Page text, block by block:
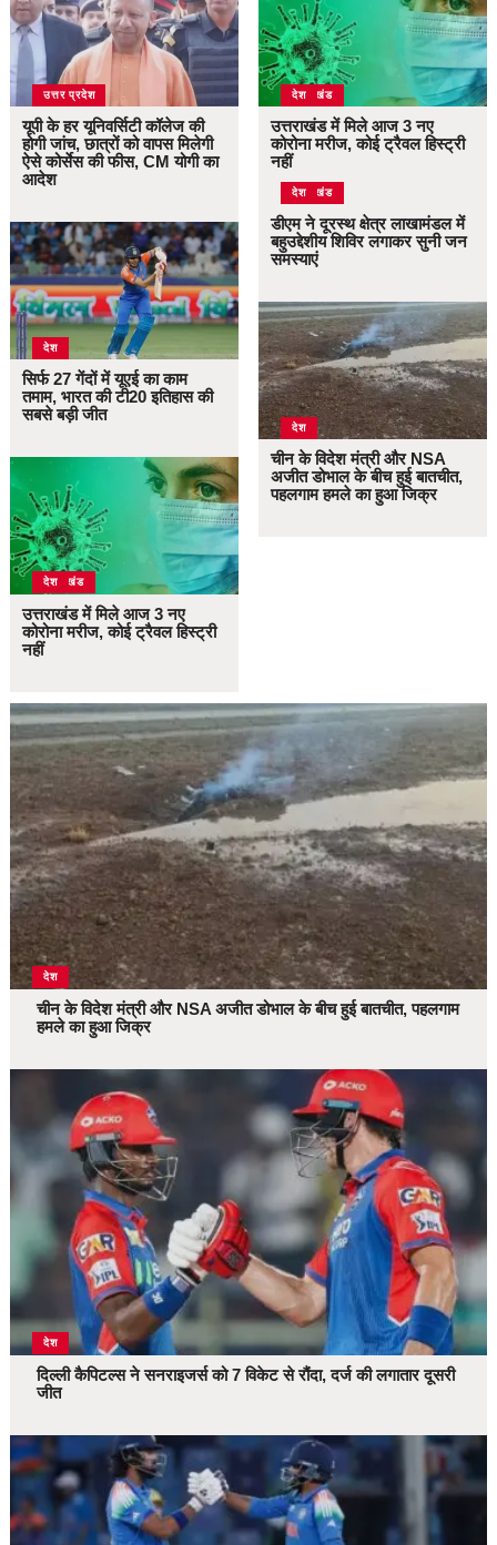
उत्तर प्रदेश
यूपी के हर यूनिवर्सिटी कॉलेज की
होगी जांच, छात्रों को वापस मिलेगी
ऐसे कोर्सेस की फीस, CM योगी का
आदेश
देश
सिर्फ 27 गेंदों में यूएई का काम
तमाम, भारत की टी20 इतिहास की
सबसे बड़ी जीत
उत्तराखंड
देश
उत्तराखंड में मिले आज 3 नए
कोरोना मरीज, कोई ट्रैवल हिस्ट्री
नहीं
उत्तराखंड
देश
उत्तराखंड में मिले आज 3 नए
कोरोना मरीज, कोई ट्रैवल हिस्ट्री
नहीं
उत्तराखंड
देश
डीएम ने दूरस्थ क्षेत्र लाखामंडल में
बहुउद्देशीय शिविर लगाकर सुनी जन
समस्याएं
देश
चीन के विदेश मंत्री और NSA
अजीत डोभाल के बीच हुई बातचीत,
पहलगाम हमले का हुआ जिक्र
देश
चीन के विदेश मंत्री और NSA अजीत डोभाल के बीच हुई बातचीत, पहलगाम
हमले का हुआ जिक्र
देश
दिल्ली कैपिटल्स ने सनराइजर्स को 7 विकेट से रौंदा, दर्ज की लगातार दूसरी
जीत